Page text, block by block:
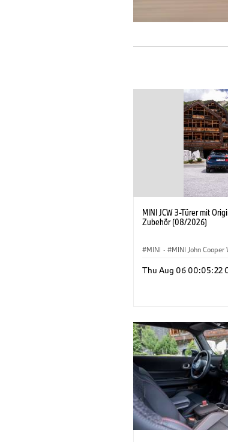
MINI JCW 3-Türer mit
Zubehör (08/2026)
MINI · MINI John Cooper
Sonderausstattungen,
Thu Aug 06 00:05:22